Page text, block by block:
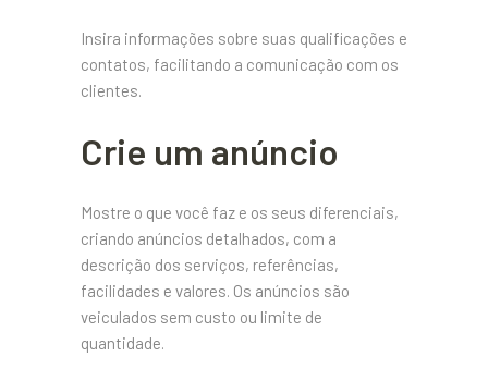
Insira informações sobre suas qualificações e
contatos, facilitando a comunicação com os
clientes.
Crie um anúncio
Mostre o que você faz e os seus diferenciais,
criando anúncios detalhados, com a
descrição dos serviços, referências,
facilidades e valores. Os anúncios são
veiculados sem custo ou limite de
quantidade.